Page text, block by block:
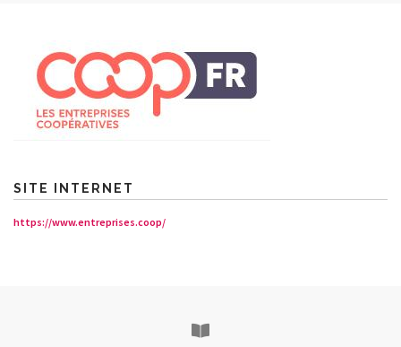
RECHERCHER
CONTACT
SITE INTERNET
https://www.entreprises.coop/